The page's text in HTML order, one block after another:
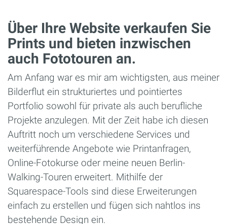
Über Ihre Website verkaufen Sie
Prints und bieten inzwischen
auch Fototouren an.
Am Anfang war es mir am wichtigsten, aus meiner
Bilderflut ein strukturiertes und pointiertes
Portfolio sowohl für private als auch berufliche
Projekte anzulegen. Mit der Zeit habe ich diesen
Auftritt noch um verschiedene Services und
weiterführende Angebote wie Printanfragen,
Online-Fotokurse oder meine neuen Berlin-
Walking-Touren erweitert. Mithilfe der
Squarespace-Tools sind diese Erweiterungen
einfach zu erstellen und fügen sich nahtlos ins
bestehende Design ein.